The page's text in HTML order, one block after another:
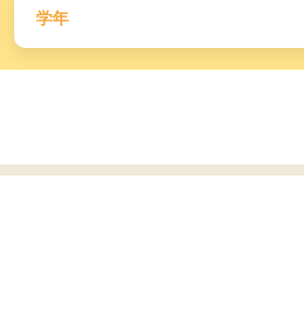
学年